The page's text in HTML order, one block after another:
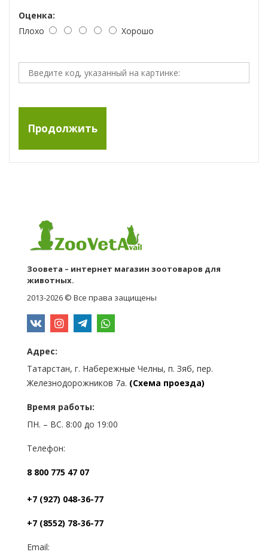
Оценка:
Плохо
Хорошо
Продолжить
Зоовета – интернет магазин зоотоваров для
животных.
2013-2026 © Все права защищены
Адрес:
Татарстан, г. Набережные Челны, п. Зяб, пер.
Железнодорожников 7а. (Схема проезда)
Время работы:
ПН. – ВС. 8:00 до 19:00
Телефон:
8 800 775 47 07
+7 (927) 048-36-77
+7 (8552) 78-36-77
Email: